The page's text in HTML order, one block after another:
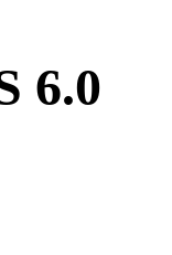
6.0